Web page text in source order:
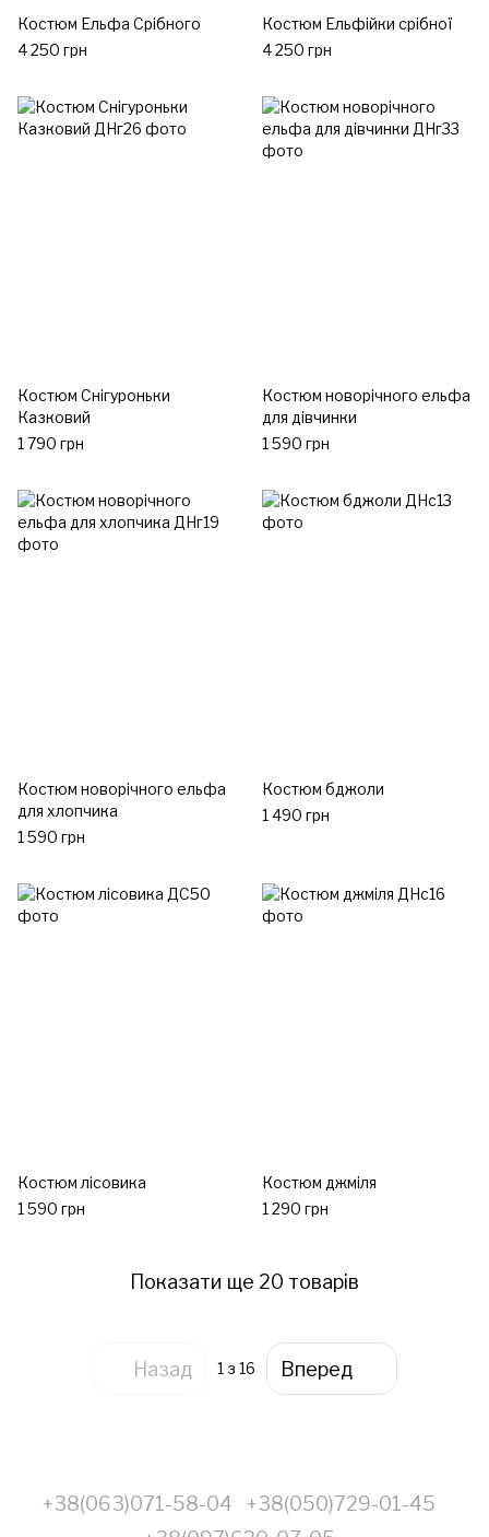
Костюм Ельфа Срібного
4 250 грн
Костюм Ельфійки срібної
4 250 грн
Костюм Снігуроньки
Казковий
1 790 грн
Костюм новорічного ельфа
для дівчинки
1 590 грн
Костюм новорічного ельфа
для хлопчика
1 590 грн
Костюм бджоли
1 490 грн
Костюм лісовика
1 590 грн
Костюм джміля
1 290 грн
Показати ще 20 товарів
Назад 1 з 16 Вперед
+38(063)071-58-04
+38(050)729-01-45